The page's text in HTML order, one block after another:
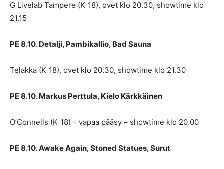
G Livelab Tampere (K-18), ovet klo 20.30, showtime klo
21.15
PE 8.10. Detalji, Pambikallio, Bad Sauna
Telakka (K-18), ovet klo 20.30, showtime klo 21.30
PE 8.10. Markus Perttula, Kielo Kärkkäinen
O’Connells (K-18) – vapaa pääsy – showtime klo 20.00
PE 8.10. Awake Again, Stoned Statues, Surut